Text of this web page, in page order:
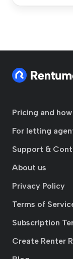
Pricing and
For letting
Support &
About us
Privacy Policy
Terms of
Subscription
Create Renter